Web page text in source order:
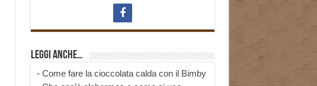
Leggi anche…
- Come fare la cioccolata calda con il Bimby